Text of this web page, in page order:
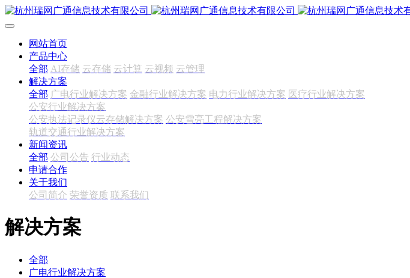
网站首页
产品中心
全部 AI存储 云存储 云计算 云视频 云管理
解决方案
全部 广电行业解决方案 金融行业解决方案 电力行业解决方案 医疗行业解决方案
公安行业解决方案
公安执法记录仪云存储解决方案 公安雪亮工程解决方案
轨道交通行业解决方案
新闻资讯
全部 公司公告 行业动态
申请合作
关于我们
公司简介 荣誉资质 联系我们
解决方案
全部
广电行业解决方案